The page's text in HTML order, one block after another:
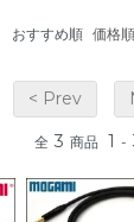
おすすめ順 価格順
< Prev
全 3 商品 1 -